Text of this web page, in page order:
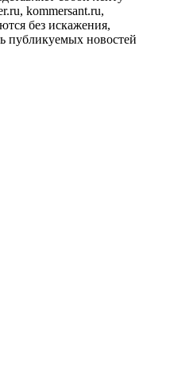
kommersant.ru,
без искажения,
публикуемых новостей